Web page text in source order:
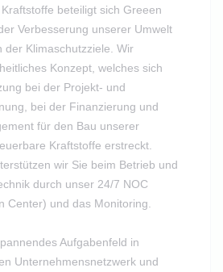
beteiligt sich Greeen
Verbesserung unserer Umwelt
der Klimaschutzziele. Wir
Konzept, welches sich
bei der Projekt- und
bei der Finanzierung und
für den Bau unserer
Kraftstoffe erstreckt.
wir Sie beim Betrieb und
durch unser 24/7 NOC
Center) und das Monitoring.
Aufgabenfeld in
Unternehmensnetzwerk und